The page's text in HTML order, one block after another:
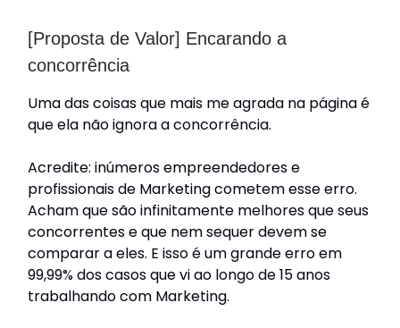
[Proposta de Valor] Encarando a
concorrência
Uma das coisas que mais me agrada na página é
que ela não ignora a concorrência.
Acredite: inúmeros empreendedores e
profissionais de Marketing cometem esse erro.
Acham que são infinitamente melhores que seus
concorrentes e que nem sequer devem se
comparar a eles. E isso é um grande erro em
99,99% dos casos que vi ao longo de 15 anos
trabalhando com Marketing.